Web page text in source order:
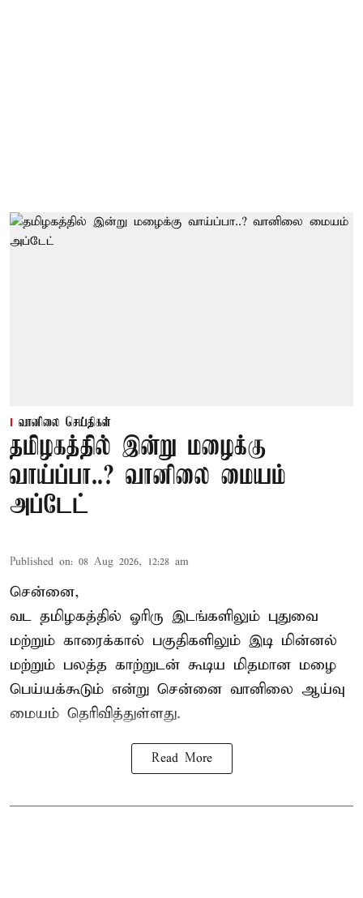
வானிலை செய்திகள்
தமிழகத்தில் இன்று மழைக்கு
வாய்ப்பா..? வானிலை மையம்
அப்டேட்
Published on: 08 Aug 2026, 12:28 am
சென்னை,
வட தமிழகத்தில் ஓரிரு இடங்களிலும் புதுவை
மற்றும் காரைக்கால் பகுதிகளிலும் இடி மின்னல்
மற்றும் பலத்த காற்றுடன் கூடிய மிதமான மழை
பெய்யக்கூடும் என்று சென்னை வானிலை ஆய்வு
மையம் தெரிவித்துள்ளது.
Read More